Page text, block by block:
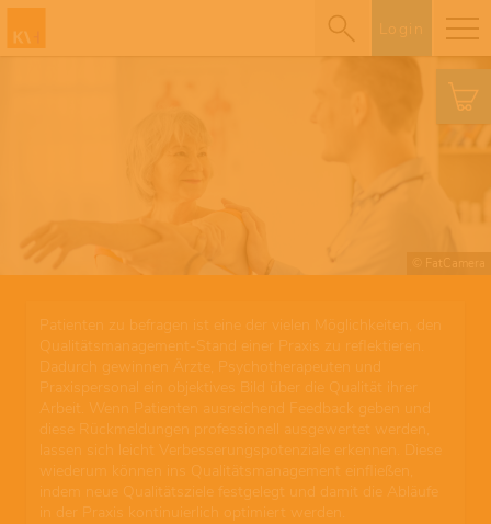
Login
© FatCamera
Patienten zu befragen ist eine der vielen Möglichkeiten, den
Qualitätsmanagement-Stand einer Praxis zu reflektieren.
Dadurch gewinnen Ärzte, Psychotherapeuten und
Praxispersonal ein objektives Bild über die Qualität ihrer
Arbeit. Wenn Patienten ausreichend Feedback geben und
diese Rückmeldungen professionell ausgewertet werden,
lassen sich leicht Verbesserungspotenziale erkennen. Diese
wiederum können ins Qualitätsmanagement einfließen,
indem neue Qualitätsziele festgelegt und damit die Abläufe
in der Praxis kontinuierlich optimiert werden.